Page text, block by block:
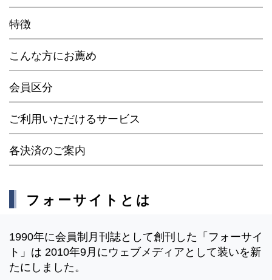
特徴
こんな方にお薦め
会員区分
ご利用いただけるサービス
各決済のご案内
フォーサイトとは
1990年に会員制月刊誌として創刊した「フォーサイ
ト」は 2010年9月にウェブメディアとして装いを新
たにしました。